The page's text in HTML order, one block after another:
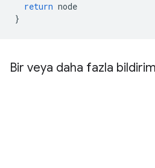
return node
}
Bir veya daha fazla